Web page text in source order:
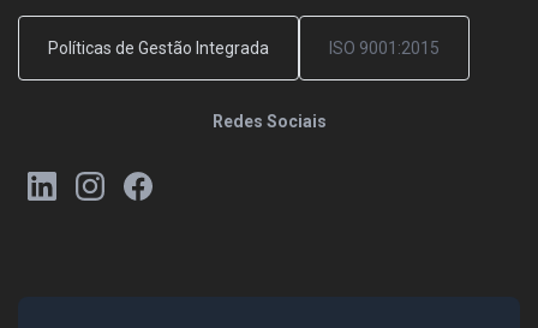
Políticas de Gestão Integrada ISO 9001:2015
Redes Sociais